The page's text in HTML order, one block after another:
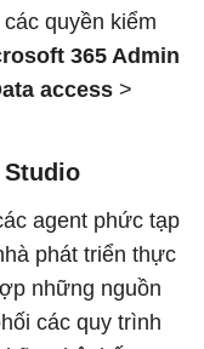
quyền kiểm
365 Admin
access >
agent phức tạp
phát triển thực
những nguồn
các quy trình